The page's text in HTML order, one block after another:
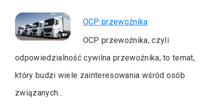
OCP przewoźnika
OCP przewoźnika, czyli
odpowiedzialność cywilna przewoźnika, to temat,
który budzi wiele zainteresowania wśród osób
związanych…